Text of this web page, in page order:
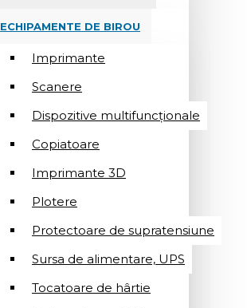
ECHIPAMENTE DE BIROU
Imprimante
Scanere
Dispozitive multifuncționale
Copiatoare
Imprimante 3D
Plotere
Protectoare de supratensiune
Sursa de alimentare, UPS
Tocatoare de hârtie